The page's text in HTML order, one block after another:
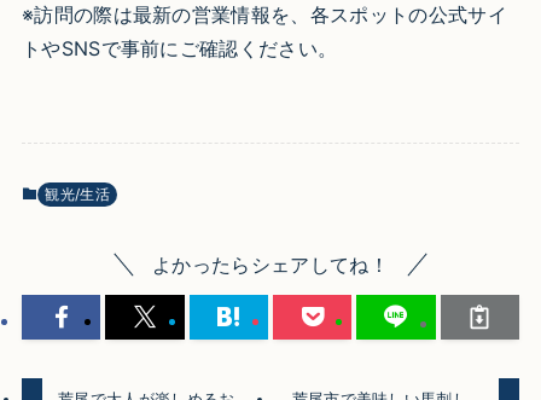
※訪問の際は最新の営業情報を、各スポットの公式サイ
トやSNSで事前にご確認ください。
観光/生活
よかったらシェアしてね！